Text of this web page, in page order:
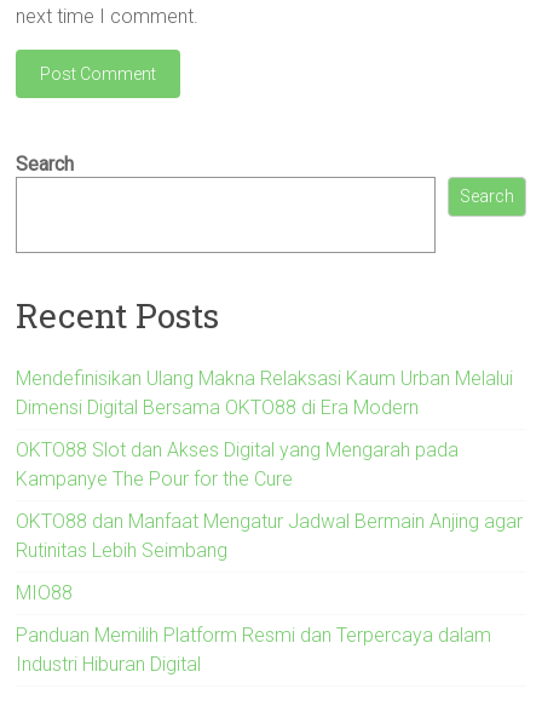
next time I comment.
Search
Search
Recent Posts
Mendefinisikan Ulang Makna Relaksasi Kaum Urban Melalui
Dimensi Digital Bersama OKTO88 di Era Modern
OKTO88 Slot dan Akses Digital yang Mengarah pada
Kampanye The Pour for the Cure
OKTO88 dan Manfaat Mengatur Jadwal Bermain Anjing agar
Rutinitas Lebih Seimbang
MIO88
Panduan Memilih Platform Resmi dan Terpercaya dalam
Industri Hiburan Digital